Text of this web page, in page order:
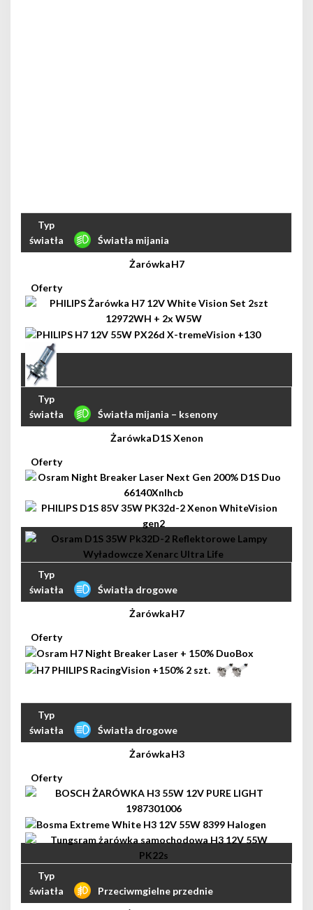
Światła mijania
H7
Światła mijania – ksenony
D1S Xenon
Światła drogowe
H7
Światła drogowe
H3
Przeciwmgielne przednie